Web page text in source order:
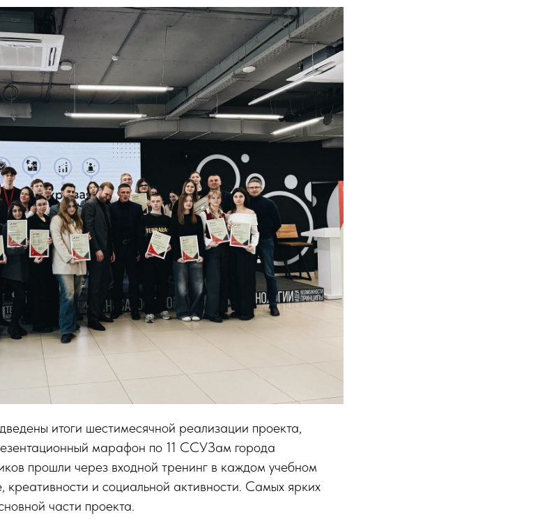
итоги шестимесячной реализации проекта,
марафон по 11 ССУЗам города
прошли через входной тренинг в каждом учебном
креативности и социальной активности. Самых ярких
части проекта.